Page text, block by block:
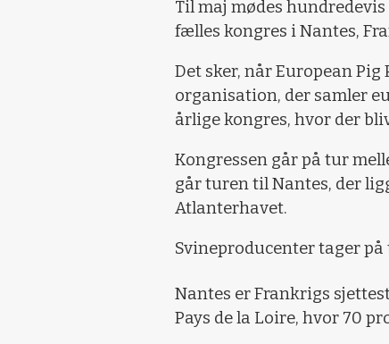
Til maj mødes
fælles kongres i Nantes,
Det sker, når European
organisation, der samler
årlige kongres, hvor der
Kongressen går på tur
går turen til Nantes, der
Atlanterhavet.
Svineproducenter tager
Nantes er Frankrigs
Pays de la Loire, hvor 70